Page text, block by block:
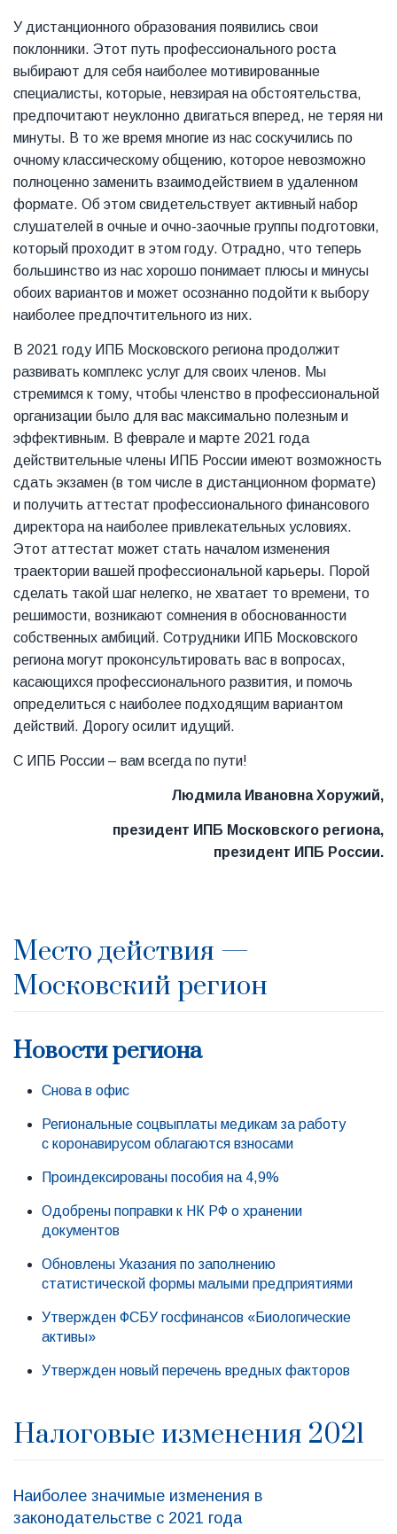
У дистанционного образования появились свои
поклонники. Этот путь профессионального роста
выбирают для себя наиболее мотивированные
специалисты, которые, невзирая на обстоятельства,
предпочитают неуклонно двигаться вперед, не теряя ни
минуты. В то же время многие из нас соскучились по
очному классическому общению, которое невозможно
полноценно заменить взаимодействием в удаленном
формате. Об этом свидетельствует активный набор
слушателей в очные и очно-заочные группы подготовки,
который проходит в этом году. Отрадно, что теперь
большинство из нас хорошо понимает плюсы и минусы
обоих вариантов и может осознанно подойти к выбору
наиболее предпочтительного из них.
В 2021 году ИПБ Московского региона продолжит
развивать комплекс услуг для своих членов. Мы
стремимся к тому, чтобы членство в профессиональной
организации было для вас максимально полезным и
эффективным. В феврале и марте 2021 года
действительные члены ИПБ России имеют возможность
сдать экзамен (в том числе в дистанционном формате)
и получить аттестат профессионального финансового
директора на наиболее привлекательных условиях.
Этот аттестат может стать началом изменения
траектории вашей профессиональной карьеры. Порой
сделать такой шаг нелегко, не хватает то времени, то
решимости, возникают сомнения в обоснованности
собственных амбиций. Сотрудники ИПБ Московского
региона могут проконсультировать вас в вопросах,
касающихся профессионального развития, и помочь
определиться с наиболее подходящим вариантом
действий. Дорогу осилит идущий.
С ИПБ России – вам всегда по пути!
Людмила Ивановна Хоружий,
президент ИПБ Московского региона,
президент ИПБ России.
Место действия —
Московский регион
Новости региона
Снова в офис
Региональные соцвыплаты медикам за работу
с коронавирусом облагаются взносами
Проиндексированы пособия на 4,9%
Одобрены поправки к НК РФ о хранении
документов
Обновлены Указания по заполнению
статистической формы малыми предприятиями
Утвержден ФСБУ госфинансов «Биологические
активы»
Утвержден новый перечень вредных факторов
Налоговые изменения 2021
Наиболее значимые изменения в
законодательстве с 2021 года